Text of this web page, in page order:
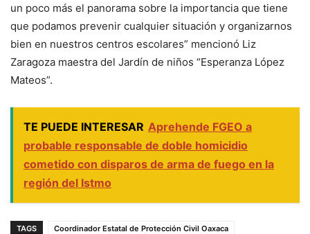
un poco más el panorama sobre la importancia que tiene
que podamos prevenir cualquier situación y organizarnos
bien en nuestros centros escolares” mencionó Liz
Zaragoza maestra del Jardín de niños “Esperanza López
Mateos”.
TE PUEDE INTERESAR Aprehende FGEO a
probable responsable de doble homicidio
cometido con disparos de arma de fuego en la
región del Istmo
TAGS
Coordinador Estatal de Protección Civil Oaxaca